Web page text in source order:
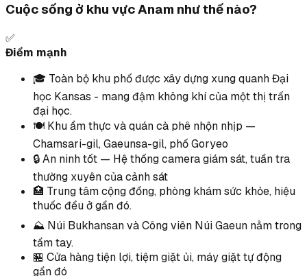
Cuộc sống ở khu vực Anam như thế nào?
✅
Điểm mạnh
🎓 Toàn bộ khu phố được xây dựng xung quanh Đại
học Kansas - mang đậm không khí của một thị trấn
đại học.
🍽️ Khu ẩm thực và quán cà phê nhộn nhịp —
Chamsari-gil, Gaeunsa-gil, phố Goryeo
🔒 An ninh tốt — Hệ thống camera giám sát, tuần tra
thường xuyên của cảnh sát
🏥 Trung tâm cộng đồng, phòng khám sức khỏe, hiệu
thuốc đều ở gần đó.
⛰️ Núi Bukhansan và Công viên Núi Gaeun nằm trong
tầm tay.
🏪 Cửa hàng tiện lợi, tiệm giặt ủi, máy giặt tự động
gần đó